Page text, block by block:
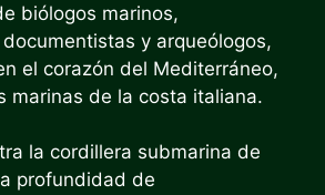
biólogos marinos,
y arqueólogos,
el corazón del Mediterráneo,
marinas de la costa italiana.
la cordillera submarina de
profundidad de